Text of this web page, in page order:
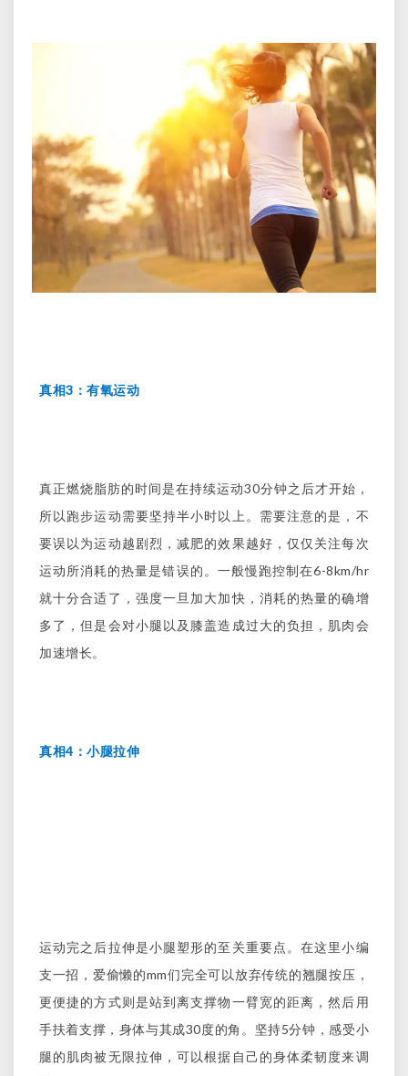
真相3 ：有氧运动
真正燃烧脂肪的时间是在持续运动30分钟之后才开始，
所以跑步运动需要坚持半小时以上。需要注意的是，不
要误以为运动越剧烈，减肥的效果越好，仅仅关注每次
运动所消耗的热量是错误的。一般慢跑控制在6-8km/hr
就十分合适了，强度一旦加大加快，消耗的热量的确增
多了，但是会对小腿以及膝盖造成过大的负担，肌肉会
加速增长。
真相4 ：小腿拉伸
运动完之后拉伸是小腿塑形的至关重要点。在这里小编
支一招，爱偷懒的mm们完全可以放弃传统的翘腿按压，
更便捷的方式则是站到离支撑物一臂宽的距离，然后用
手扶着支撑，身体与其成30 度的角。坚持5分钟，感受小
腿的肌肉被无限拉伸，可以根据自己的身体柔韧度来调